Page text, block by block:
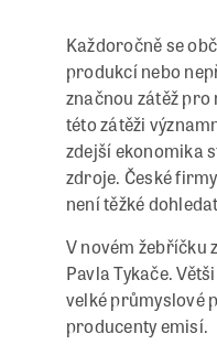
Každoročně se
produkcí nebo
značnou zátěž pro
této zátěži
zdejší ekonomika
zdroje. České
není těžké
V novém žebříčku
Pavla Tykače.
velké průmyslové
producenty emisí.